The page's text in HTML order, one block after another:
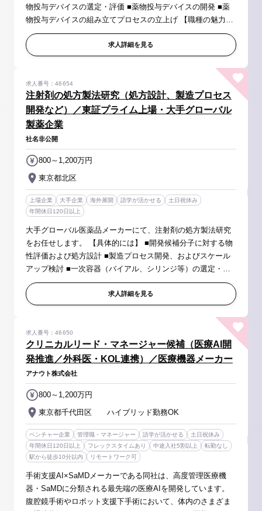
物投与デバイスの選定・評価 ■薬物投与デバイスの開発 ■薬
物投与デバイスの組み立てプロセスの立上げ 【職種の魅力】
■製剤開発を通じて新しい製品を世界に届けることにより、患
者さんや医療...
求人詳細を見る
注射剤の処方製法研究（処方設計、製造プロセス
開発など）／東証プライム上場・大手グローバル
製薬企業
求人番号：46654
社名非公開
東京都北区
800～1,200万円
上場企業 大手企業 海外展開 語学が活かせる
土日祝休み
年間休日120日以上
大手グローバル医薬品メーカーにて、注射剤の処方製法研究
をお任せします。 【具体的には】 ■開発候補分子に対する物
性評価および処方設計 ■製造プロセス開発、およびスケール
アップ検討 ■一次容器（バイアル、シリンジ等）の選定・評
価 【職種の魅力】 ■製剤開発を通じて新しい製品を世界に届
けることにより...
求人詳細を見る
クリニカルリード・マネージャー候補（医療AI開
発推進／外科医・KOL連携）／医療機器メーカー
求人番号：46650
アナウト株式会社
東京都千代田区 ハイブリッド勤務OK
800～1,200万円
ベンチャー企業 管理職・マネージャー 語学が活かせる
土日祝休み
年間休日120日以上
フレックスタイムあり 中途入社5割以上
転勤なし
駅から徒歩10分以内
リモートワーク可
手術支援AI×SaMDメーカーである同社は、高度管理医療機
器・SaMDに分類される最先端の医療AIを開発しています。
腹腔鏡手術やロボット支援下手術において、体内のさまざま